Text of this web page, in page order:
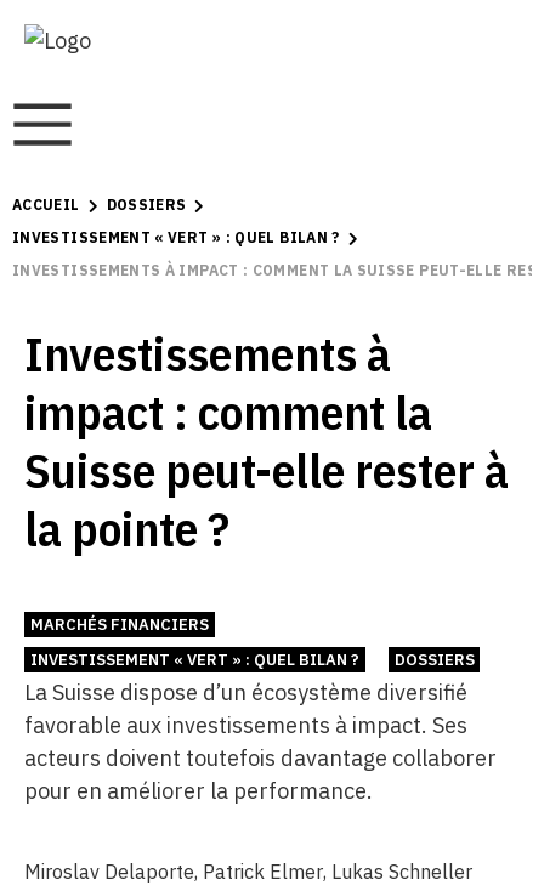
ACCUEIL
DOSSIERS
INVESTISSEMENT « VERT » : QUEL BILAN ?
INVESTISSEMENTS À IMPACT : COMMENT LA SUISSE PEUT-ELLE
Investissements à
impact : comment la
Suisse peut-elle rester à
la pointe ?
MARCHÉS FINANCIERS
INVESTISSEMENT « VERT » : QUEL BILAN ?
DOSSIERS
La Suisse dispose d’un écosystème diversifié
favorable aux investissements à impact. Ses
acteurs doivent toutefois davantage collaborer
pour en améliorer la performance.
Miroslav Delaporte, Patrick Elmer, Lukas Schneller